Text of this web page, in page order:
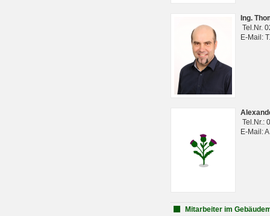
Ing.
Tel.Nr.
E-Mail:
Tel.Nr.:
E-Mail:
Mitarbeiter im